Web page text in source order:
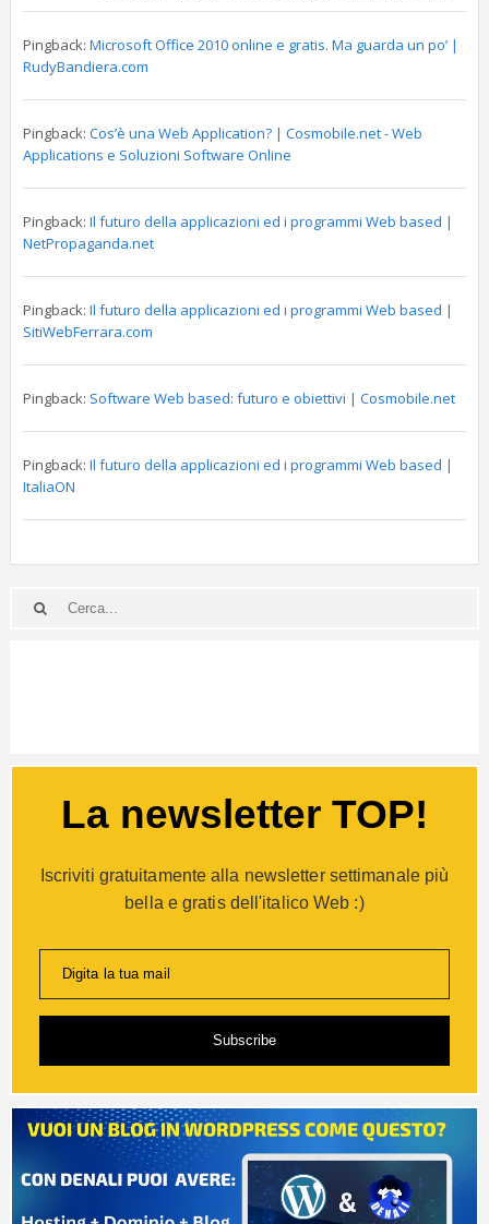
Pingback: Microsoft Office 2010 online e gratis. Ma guarda un po’ |
RudyBandiera.com
Pingback: Cos’è una Web Application? | Cosmobile.net - Web
Applications e Soluzioni Software Online
Pingback: Il futuro della applicazioni ed i programmi Web based |
NetPropaganda.net
Pingback: Il futuro della applicazioni ed i programmi Web based |
SitiWebFerrara.com
Pingback: Software Web based: futuro e obiettivi | Cosmobile.net
Pingback: Il futuro della applicazioni ed i programmi Web based |
ItaliaON
La newsletter TOP!
Iscriviti gratuitamente alla newsletter settimanale più
bella e gratis dell'italico Web :)
Digita la tua mail
Subscribe